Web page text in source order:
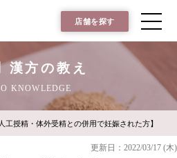
店舗を探す
漢方の教え
KNOWLEDGE
人工授精・体外受精との併用で妊娠された方】
更新日：2022/03/17 (木)